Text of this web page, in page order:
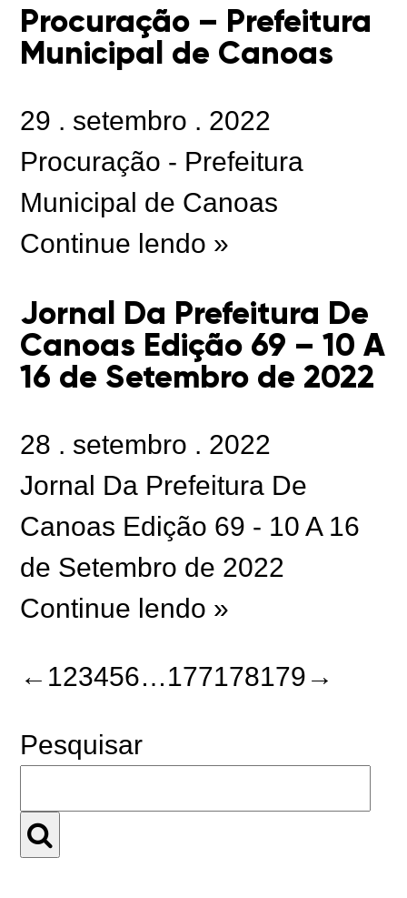
Procuração – Prefeitura
Municipal de Canoas
29 . setembro . 2022
Procuração - Prefeitura
Municipal de Canoas
Continue lendo »
Jornal Da Prefeitura De
Canoas Edição 69 – 10 A
16 de Setembro de 2022
28 . setembro . 2022
Jornal Da Prefeitura De
Canoas Edição 69 - 10 A 16
de Setembro de 2022
Continue lendo »
← 123456…177178179 →
Pesquisar